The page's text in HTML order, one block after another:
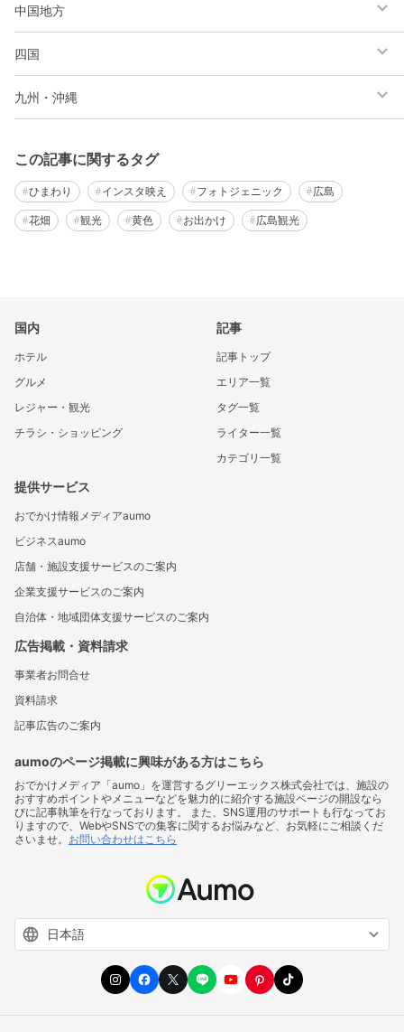
中国地方
四国
九州・沖縄
この記事に関するタグ
ひまわり インスタ映え フォトジェニック 広島
花畑 観光 黄色 お出かけ 広島観光
国内
ホテル
グルメ
レジャー・観光
チラシ・ショッピング
記事
記事トップ
エリア一覧
タグ一覧
ライター一覧
カテゴリ一覧
提供サービス
おでかけ情報メディアaumo
ビジネスaumo
店舗・施設支援サービスのご案内
企業支援サービスのご案内
自治体・地域団体支援サービスのご案内
広告掲載・資料請求
事業者お問合せ
資料請求
記事広告のご案内
aumoのページ掲載に興味がある方はこちら
おでかけメディア「aumo」を運営するグリーエックス株式会社では、施設の
おすすめポイントやメニューなどを魅力的に紹介する施設ページの開設なら
びに記事執筆を行なっております。 また、SNS運用のサポートも行なってお
りますので、WebやSNSでの集客に関するお悩みなど、お気軽にご相談くだ
さいませ。 お問い合わせはこちら